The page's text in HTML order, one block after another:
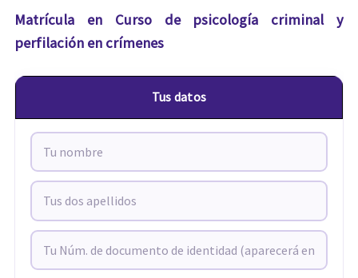
Matrícula en Curso de psicología criminal y
perfilación en crímenes
Tus datos